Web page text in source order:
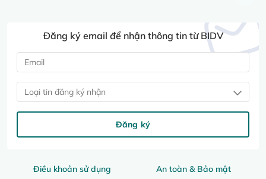
Điều khoản sử dụng
An toàn & Bảo mật
Đăng ký email để nhận thông tin từ BIDV
Loại tin đăng ký nhận
Đăng ký